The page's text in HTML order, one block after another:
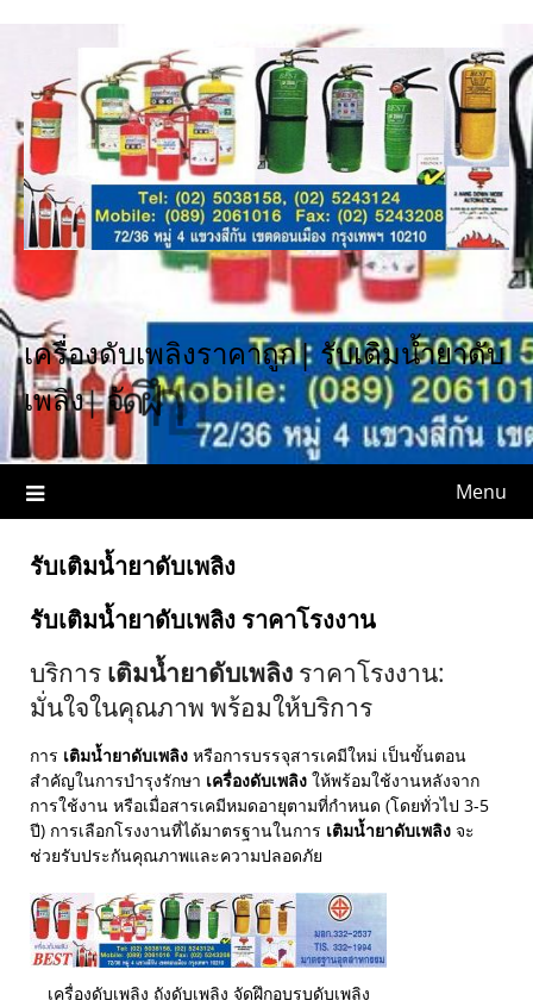
content
เครองดบเพลงราคาถก| รบเตมนำยาดบ
เพลง|จดฝกอบรมด
บ
เ
Menu
รับเติมน้ำยาดับเพลิง
รับเติมน้ำยาดับเพลิง ราคาโรงงาน
บริการ เติมน้ำยาดับเพลิง ราคาโรงงาน:
มั่นใจในคุณภาพ พร้อมให้บริการ
การ เติมน้ำยาดับเพลิง หรือการบรรจุสารเคมีใหม่ เป็นขั้นตอน
สำคัญในการบำรุงรักษา เครื่องดับเพลิง ให้พร้อมใช้งานหลังจาก
การใช้งาน หรือเมื่อสารเคมีหมดอายุตามที่กำหนด (โดยทั่วไป 3-5
ปี) การเลือกโรงงานที่ได้มาตรฐานในการ เติมน้ำยาดับเพลิง จะ
ช่วยรับประกันคุณภาพและความปลอดภัย
เครื่องดับเพลิง ถังดับเพลิง จัดฝึกอบรบดับเพลิง